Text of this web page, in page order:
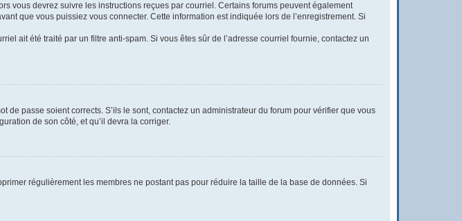
vous devrez suivre les instructions reçues par courriel. Certains forums peuvent également
que vous puissiez vous connecter. Cette information est indiquée lors de l’enregistrement. Si
ait été traité par un filtre anti-spam. Si vous êtes sûr de l’adresse courriel fournie, contactez un
passe soient corrects. S’ils le sont, contactez un administrateur du forum pour vérifier que vous
de son côté, et qu’il devra la corriger.
régulièrement les membres ne postant pas pour réduire la taille de la base de données. Si